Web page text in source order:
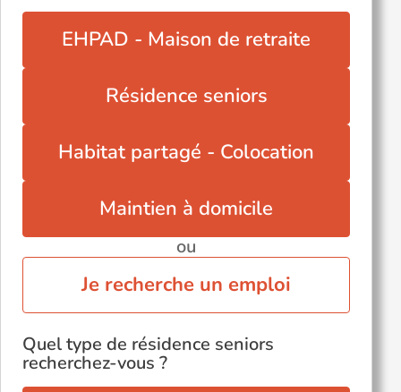
EHPAD - Maison de retraite
Résidence seniors
Habitat partagé - Colocation
Maintien à domicile
ou
Je recherche un emploi
Quel type de résidence seniors
recherchez-vous ?